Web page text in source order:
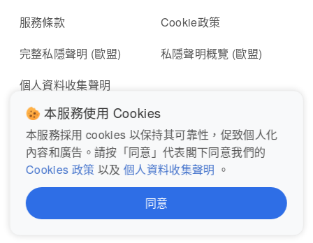
服務條款
完整私隱聲明 (歐盟)
個人資料收集聲明
Cookie政策
私隱聲明概覽 (歐盟)
即時報料 報東張表格
關注我們
© 2026 MyTV Super Limited
本服務使用 Cookies
本服務採用 cookies 以保持其可靠性，促致個人化
內容和廣告。請按「同意」代表閣下同意我們的
Cookies 政策 以及 個人資料收集聲明 。
同意